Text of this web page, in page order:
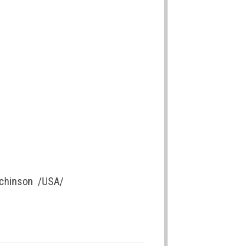
/USA/